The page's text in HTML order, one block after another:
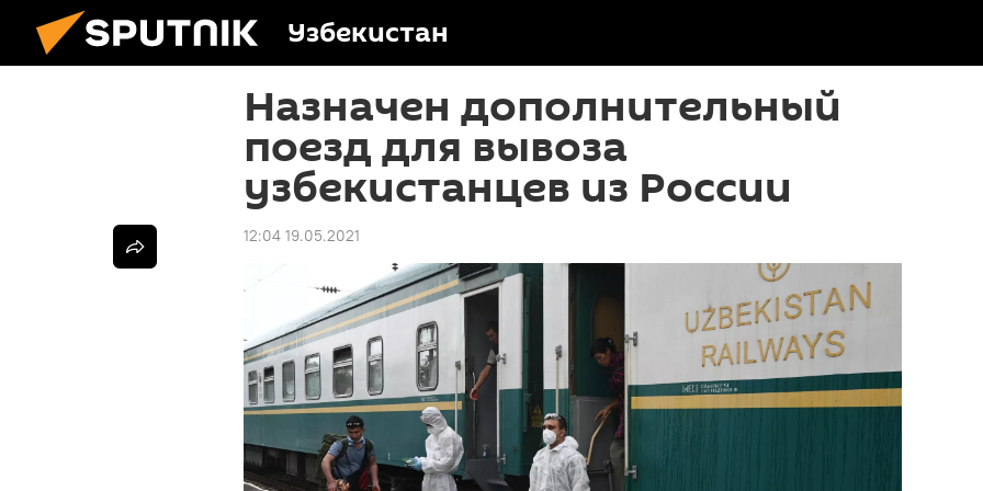
Узбекистан
Назначен дополнительный
поезд для вывоза
узбекистанцев из России
12:04 19.05.2021